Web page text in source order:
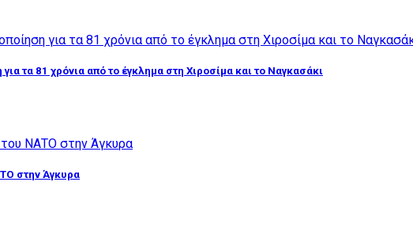
τα 81 χρόνια από το έγκλημα στη Χιροσίμα και το Ναγκασάκι
στην Άγκυρα